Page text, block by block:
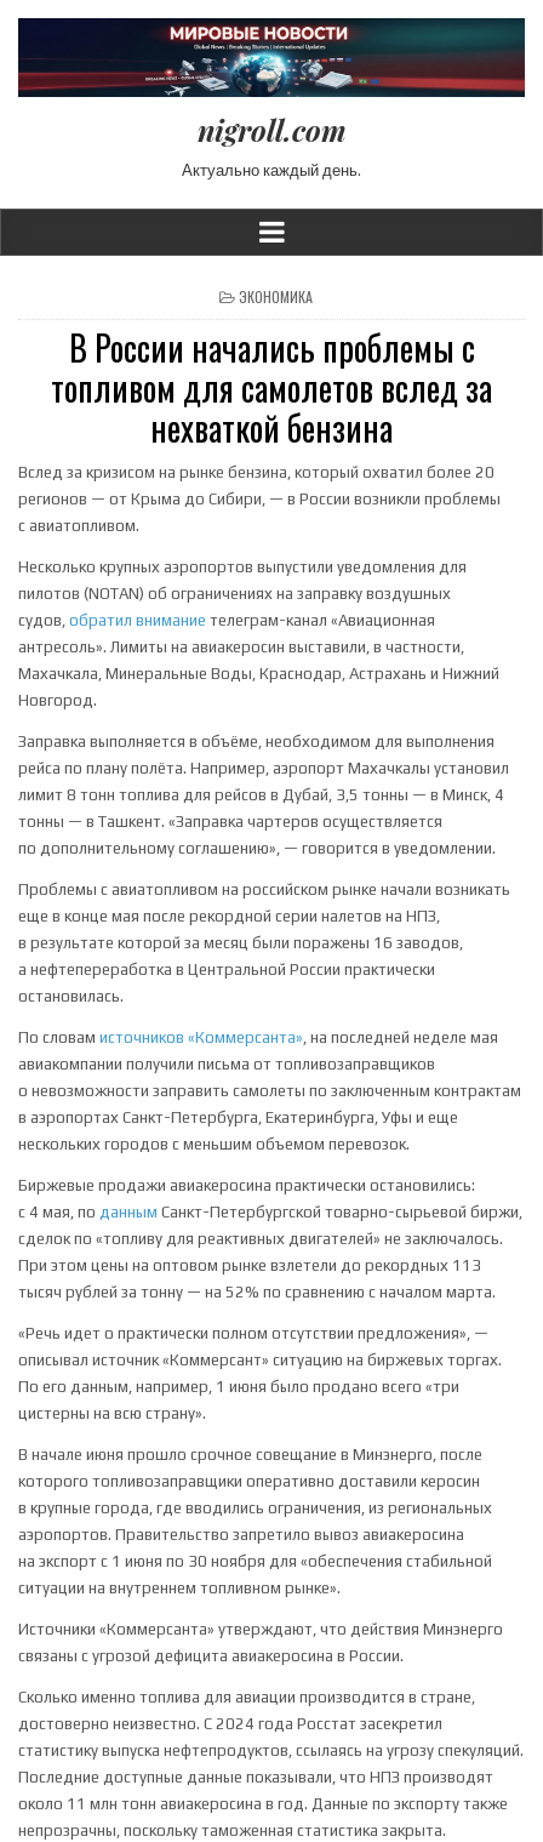
nigroll.com
Актуально каждый день.
POSTED IN
ЭКОНОМИКА
В России начались проблемы с
топливом для самолетов вслед за
нехваткой бензина
Вслед за кризисом на рынке бензина, который охватил более 20
регионов — от Крыма до Сибири, — в России возникли проблемы
с авиатопливом.
Несколько крупных аэропортов выпустили уведомления для
пилотов (NOTAN) об ограничениях на заправку воздушных
судов, обратил внимание телеграм-канал «Авиационная
антресоль». Лимиты на авиакеросин выставили, в частности,
Махачкала, Минеральные Воды, Краснодар, Астрахань и Нижний
Новгород.
Заправка выполняется в объёме, необходимом для выполнения
рейса по плану полёта. Например, аэропорт Махачкалы установил
лимит 8 тонн топлива для рейсов в Дубай, 3,5 тонны — в Минск, 4
тонны — в Ташкент. «Заправка чартеров осуществляется
по дополнительному соглашению», — говорится в уведомлении.
Проблемы с авиатопливом на российском рынке начали возникать
еще в конце мая после рекордной серии налетов на НПЗ,
в результате которой за месяц были поражены 16 заводов,
а нефтепереработка в Центральной России практически
остановилась.
По словам источников «Коммерсанта», на последней неделе мая
авиакомпании получили письма от топливозаправщиков
о невозможности заправить самолеты по заключенным контрактам
в аэропортах Санкт-Петербурга, Екатеринбурга, Уфы и еще
нескольких городов с меньшим объемом перевозок.
Биржевые продажи авиакеросина практически остановились:
с 4 мая, по данным Санкт-Петербургской товарно-сырьевой биржи,
сделок по «топливу для реактивных двигателей» не заключалось.
При этом цены на оптовом рынке взлетели до рекордных 113
тысяч рублей за тонну — на 52% по сравнению с началом марта.
«Речь идет о практически полном отсутствии предложения», —
описывал источник «Коммерсант» ситуацию на биржевых торгах.
По его данным, например, 1 июня было продано всего «три
цистерны на всю страну».
В начале июня прошло срочное совещание в Минэнерго, после
которого топливозаправщики оперативно доставили керосин
в крупные города, где вводились ограничения, из региональных
аэропортов. Правительство запретило вывоз авиакеросина
на экспорт с 1 июня по 30 ноября для «обеспечения стабильной
ситуации на внутреннем топливном рынке».
Источники «Коммерсанта» утверждают, что действия Минэнерго
связаны с угрозой дефицита авиакеросина в России.
Сколько именно топлива для авиации производится в стране,
достоверно неизвестно. С 2024 года Росстат засекретил
статистику выпуска нефтепродуктов, ссылаясь на угрозу спекуляций.
Последние доступные данные показывали, что НПЗ производят
около 11 млн тонн авиакеросина в год. Данные по экспорту также
непрозрачны, поскольку таможенная статистика закрыта.